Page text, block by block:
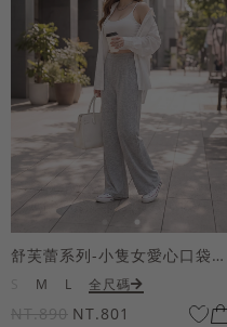
舒芙蕾系列-小隻女愛心口袋寬褲
M L 全尺碼
NT.890 NT.801